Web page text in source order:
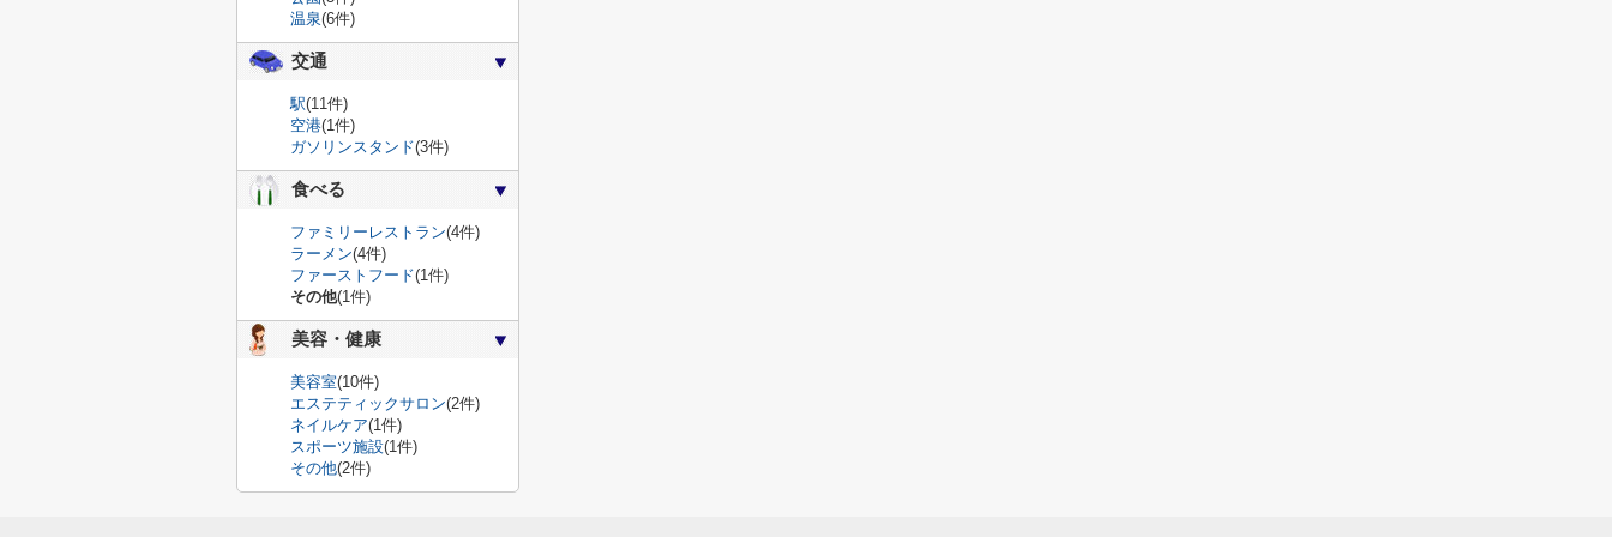
温泉(6件)
交通
駅(11件)
空港(1件)
ガソリンスタンド(3件)
食べる
ファミリーレストラン(4件)
ラーメン(4件)
ファーストフード(1件)
その他(1件)
美容・健康
美容室(10件)
エステティックサロン(2件)
ネイルケア(1件)
スポーツ施設(1件)
その他(2件)